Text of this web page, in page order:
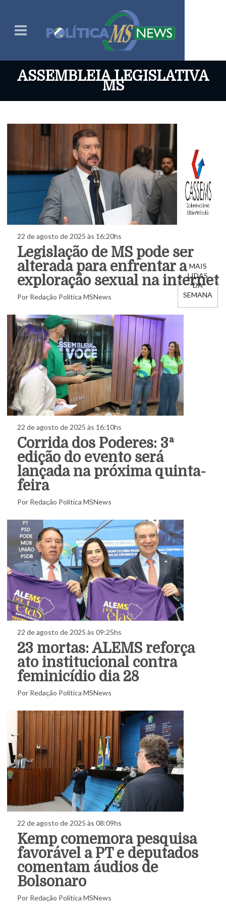
ASSEMBLEIA LEGISLATIVA
MS
22 de agosto de 2025 às 16:20hs
Legislação de MS pode ser
alterada para enfrentar a
exploração sexual na internet
Por Redação Política MSNews
22 de agosto de 2025 às 16:10hs
Corrida dos Poderes: 3ª
edição do evento será
lançada na próxima quinta-
feira
Por Redação Política MSNews
22 de agosto de 2025 às 09:25hs
23 mortas: ALEMS reforça
ato institucional contra
feminicídio dia 28
Por Redação Política MSNews
22 de agosto de 2025 às 08:09hs
Kemp comemora pesquisa
favorável a PT e deputados
comentam áudios de
Bolsonaro
Por Redação Política MSNews
MAIS
LIDAS
DA
SEMANA